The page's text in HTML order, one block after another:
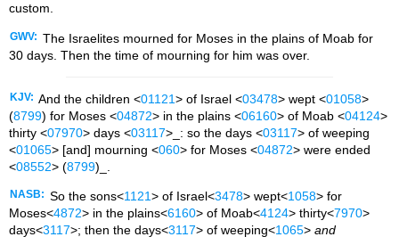
custom.
GWV: The Israelites mourned for Moses in the plains of Moab for
30 days. Then the time of mourning for him was over.
KJV: And the children <01121> of Israel <03478> wept <01058>
(8799) for Moses <04872> in the plains <06160> of Moab <04124>
thirty <07970> days <03117>_: so the days <03117> of weeping
<01065> [and] mourning <060> for Moses <04872> were ended
<08552> (8799)_.
NASB: So the sons<1121> of Israel<3478> wept<1058> for
Moses<4872> in the plains<6160> of Moab<4124> thirty<7970>
days<3117>; then the days<3117> of weeping<1065> and